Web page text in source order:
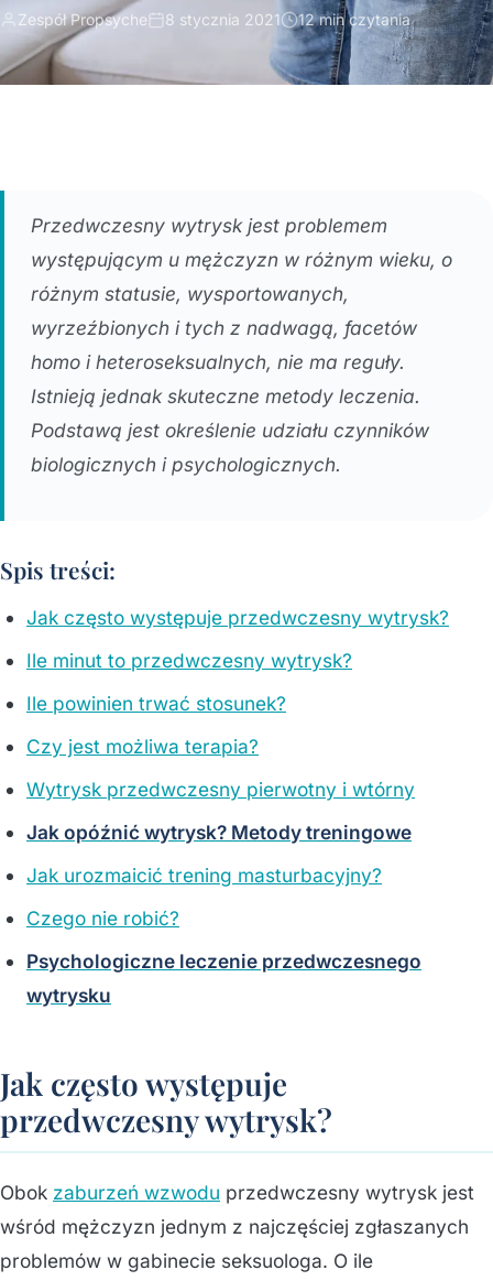
Zespół Propsyche 8 stycznia 2021 12 min czytania
Przedwczesny wytrysk jest problemem
występującym u mężczyzn w różnym wieku, o
różnym statusie, wysportowanych,
wyrzeźbionych i tych z nadwagą, facetów
homo i heteroseksualnych, nie ma reguły.
Istnieją jednak skuteczne metody leczenia.
Podstawą jest określenie udziału czynników
biologicznych i psychologicznych.
Spis treści:
Jak często występuje przedwczesny wytrysk?
Ile minut to przedwczesny wytrysk?
Ile powinien trwać stosunek?
Czy jest możliwa terapia?
Wytrysk przedwczesny pierwotny i wtórny
Jak opóźnić wytrysk? Metody treningowe
Jak urozmaicić trening masturbacyjny?
Czego nie robić?
Psychologiczne leczenie przedwczesnego
wytrysku
Jak często występuje
przedwczesny wytrysk?
Obok zaburzeń wzwodu przedwczesny wytrysk jest
wśród mężczyzn jednym z najczęściej zgłaszanych
problemów w gabinecie seksuologa. O ile